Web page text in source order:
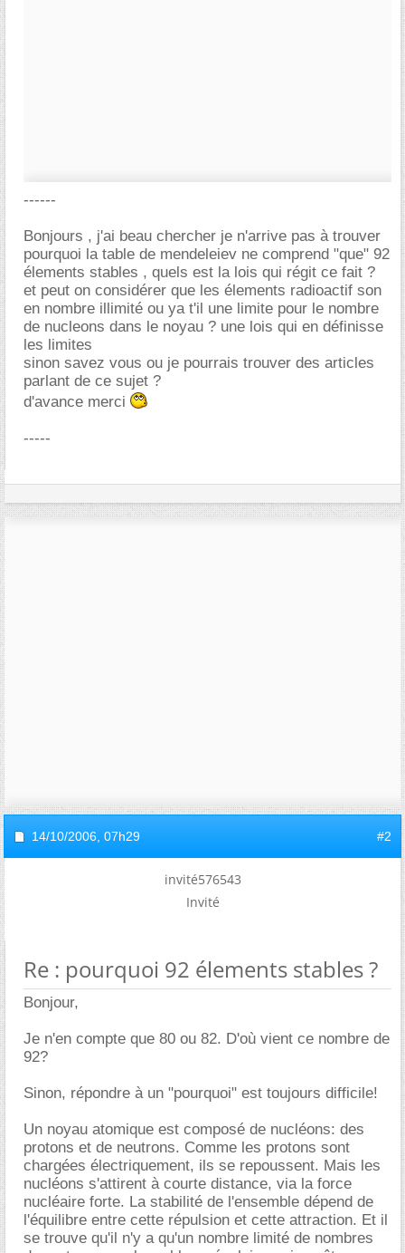
------
Bonjours , j'ai beau chercher je n'arrive pas à trouver
pourquoi la table de mendeleiev ne comprend "que" 92
élements stables , quels est la lois qui régit ce fait ?
et peut on considérer que les élements radioactif son
en nombre illimité ou ya t'il une limite pour le nombre
de nucleons dans le noyau ? une lois qui en définisse
les limites
sinon savez vous ou je pourrais trouver des articles
parlant de ce sujet ?
d'avance merci
-----
14/10/2006, 07h29 #2
invité576543
Invité
Re : pourquoi 92 élements stables ?
Bonjour,
Je n'en compte que 80 ou 82. D'où vient ce nombre de
92?
Sinon, répondre à un "pourquoi" est toujours difficile!
Un noyau atomique est composé de nucléons: des
protons et de neutrons. Comme les protons sont
chargées électriquement, ils se repoussent. Mais les
nucléons s'attirent à courte distance, via la force
nucléaire forte. La stabilité de l'ensemble dépend de
l'équilibre entre cette répulsion et cette attraction. Et il
se trouve qu'il n'y a qu'un nombre limité de nombres